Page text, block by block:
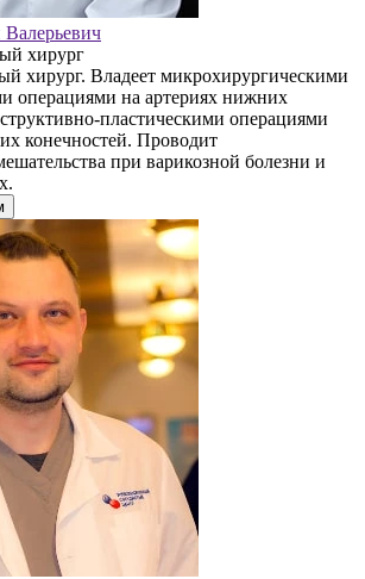
хирург
хирург. Владеет микрохирургическими
операциями на артериях нижних
пластическими операциями
конечностей. Проводит
при варикозной болезни и